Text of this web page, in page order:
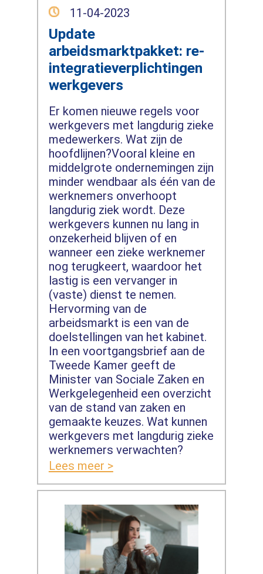
11-04-2023
Update
arbeidsmarktpakket: re-
integratieverplichtingen
werkgevers
Er komen nieuwe regels voor
werkgevers met langdurig zieke
medewerkers. Wat zijn de
hoofdlijnen?Vooral kleine en
middelgrote ondernemingen zijn
minder wendbaar als één van de
werknemers onverhoopt
langdurig ziek wordt. Deze
werkgevers kunnen nu lang in
onzekerheid blijven of en
wanneer een zieke werknemer
nog terugkeert, waardoor het
lastig is een vervanger in
(vaste) dienst te nemen.
Hervorming van de
arbeidsmarkt is een van de
doelstellingen van het kabinet.
In een voortgangsbrief aan de
Tweede Kamer geeft de
Minister van Sociale Zaken en
Werkgelegenheid een overzicht
van de stand van zaken en
gemaakte keuzes. Wat kunnen
werkgevers met langdurig zieke
werknemers verwachten?
Lees meer >